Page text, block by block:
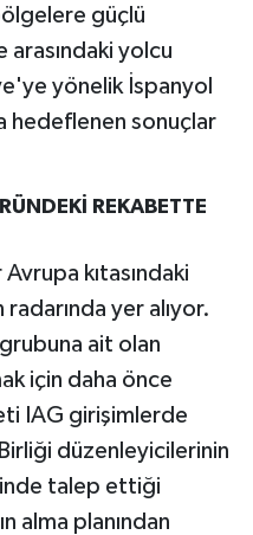
güçlü
arasındaki yolcu
yönelik İspanyol
hedeflenen sonuçlar
REKABETTE
kıtasındaki
radarında yer alıyor.
ait olan
için daha önce
IAG girişimlerde
düzenleyicilerinin
talep ettiği
alma planından